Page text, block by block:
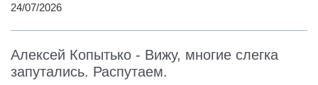
24/07/2026
Алексей Копытько - Вижу, многие слегка
запутались. Распутаем.